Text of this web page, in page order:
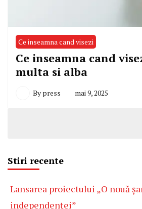
Ce inseamna cand visezi
Ce inseamna cand
multa si alba
By press mai 9, 2025
Stiri recente
Lansarea proiectului „O nouă
independenței”